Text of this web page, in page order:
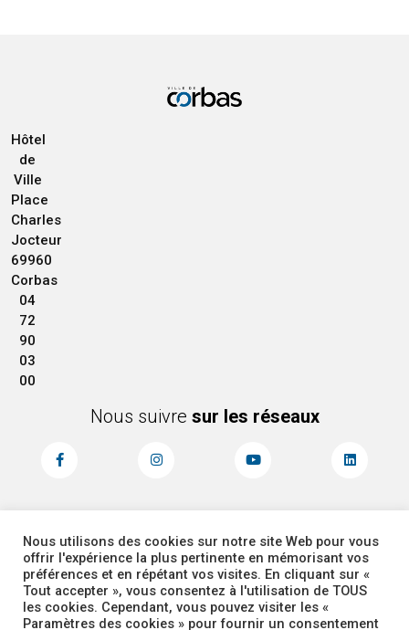
Hôtel
de
Ville
Place
Charles
Jocteur
69960
Corbas
04
72
90
03
00
Nous suivre sur les réseaux
MENTIONS LÉGALES
PLAN DU SITE
ACCESSIBILITÉ
ADMINISTRATEUR
COOKIES
Nous utilisons des cookies sur notre site Web pour vous
offrir l'expérience la plus pertinente en mémorisant vos
préférences et en répétant vos visites. En cliquant sur «
Tout accepter », vous consentez à l'utilisation de TOUS
les cookies. Cependant, vous pouvez visiter les «
Paramètres des cookies » pour fournir un consentement